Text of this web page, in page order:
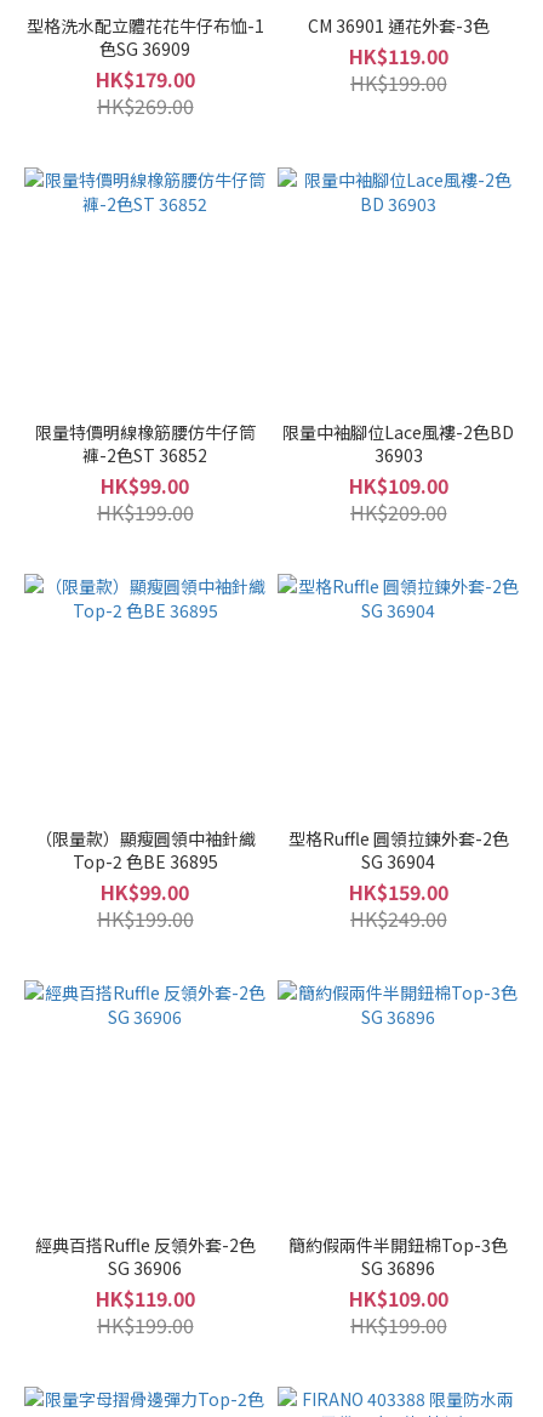
型格洗水配立體花花牛仔布恤-1
色SG 36909
HK$179.00
HK$269.00
CM 36901 通花外套-3色
HK$119.00
HK$199.00
限量特價明線橡筋腰仿牛仔筒
褲-2色ST 36852
HK$99.00
HK$199.00
限量中袖腳位Lace風褸-2色BD
36903
HK$109.00
HK$209.00
（限量款）顯瘦圓領中袖針織
Top-2 色BE 36895
HK$99.00
HK$199.00
型格Ruffle 圓領拉鍊外套-2色
SG 36904
HK$159.00
HK$249.00
經典百搭Ruffle 反領外套-2色
SG 36906
HK$119.00
HK$199.00
簡約假兩件半開鈕棉Top-3色
SG 36896
HK$109.00
HK$199.00